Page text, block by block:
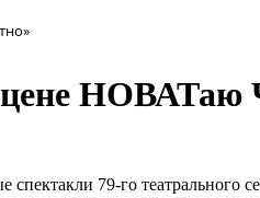
НОВАТаю
79-го